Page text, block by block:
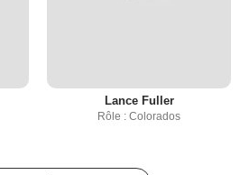
Lance Fuller
Rôle : Colorados